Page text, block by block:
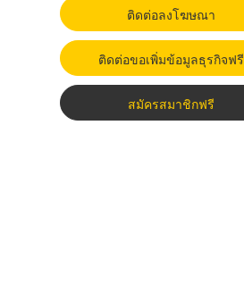
ติดต่อลงโฆษณา
ติดต่อขอเพิ่มข้อมูลธุรกิจฟรี
สมัครสมาชิกฟรี